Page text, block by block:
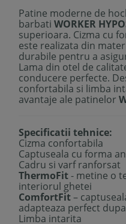
Patine moderne de
barbati WORKER
superioara. Cizma cu
este realizata din
durabile pentru a
Lama din otel de
conducere perfecte.
confortabila si limba
avantaje ale patinelor
Specificatii tehnice:
Cizma confortabila
Captuseala cu forma
Cadru si varf ranforsat
ThermoFit- metine o
interiorul ghetei
ComfortFit–
adapteaza perfect
Limba intarita